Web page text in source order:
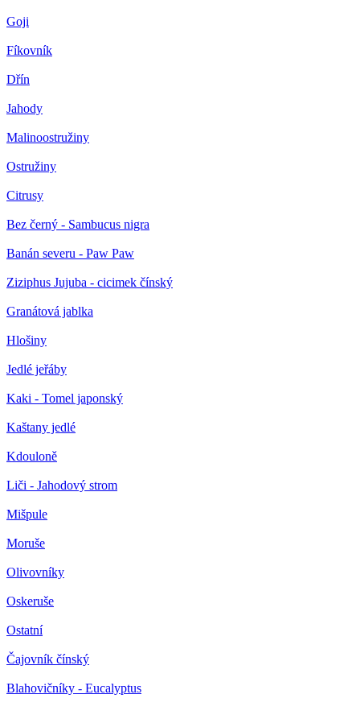
Goji
Fíkovník
Dřín
Jahody
Malinoostružiny
Ostružiny
Citrusy
Bez černý - Sambucus nigra
Banán severu - Paw Paw
Ziziphus Jujuba - cicimek čínský
Granátová jablka
Hlošiny
Jedlé jeřáby
Kaki - Tomel japonský
Kaštany jedlé
Kdouloně
Liči - Jahodový strom
Mišpule
Moruše
Olivovníky
Oskeruše
Ostatní
Čajovník čínský
Blahovičníky - Eucalyptus